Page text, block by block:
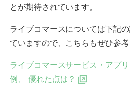
とが期待されています。
ライブコマースについては下記
ていますので、こちらもぜひ参考
ライブコマースサービス・アプ
例、 優れた点は？